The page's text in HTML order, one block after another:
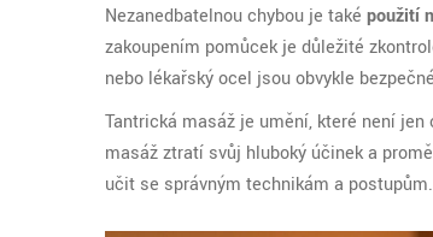
Nezanedbatelnou chybou je také použití
zakoupením pomůcek je důležité
nebo lékařský ocel jsou obvykle
Tantrická masáž je umění, které není
masáž ztratí svůj hluboký účinek a
učit se správným technikám a postupům.